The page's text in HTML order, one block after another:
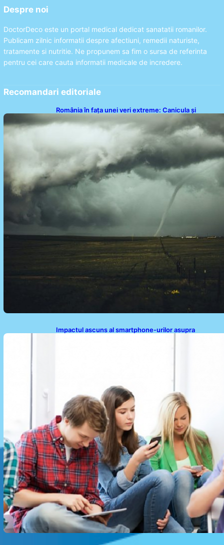
Despre noi
DoctorDeco este un portal medical dedicat sanatatii romanilor.
Publicam zilnic informatii despre afectiuni, remedii naturiste,
tratamente si nutritie. Ne propunem sa fim o sursa de referinta
pentru cei care cauta informatii medicale de incredere.
Recomandari editoriale
România în fața unei veri extreme: Canicula și
Impactul ascuns al smartphone-urilor asupra